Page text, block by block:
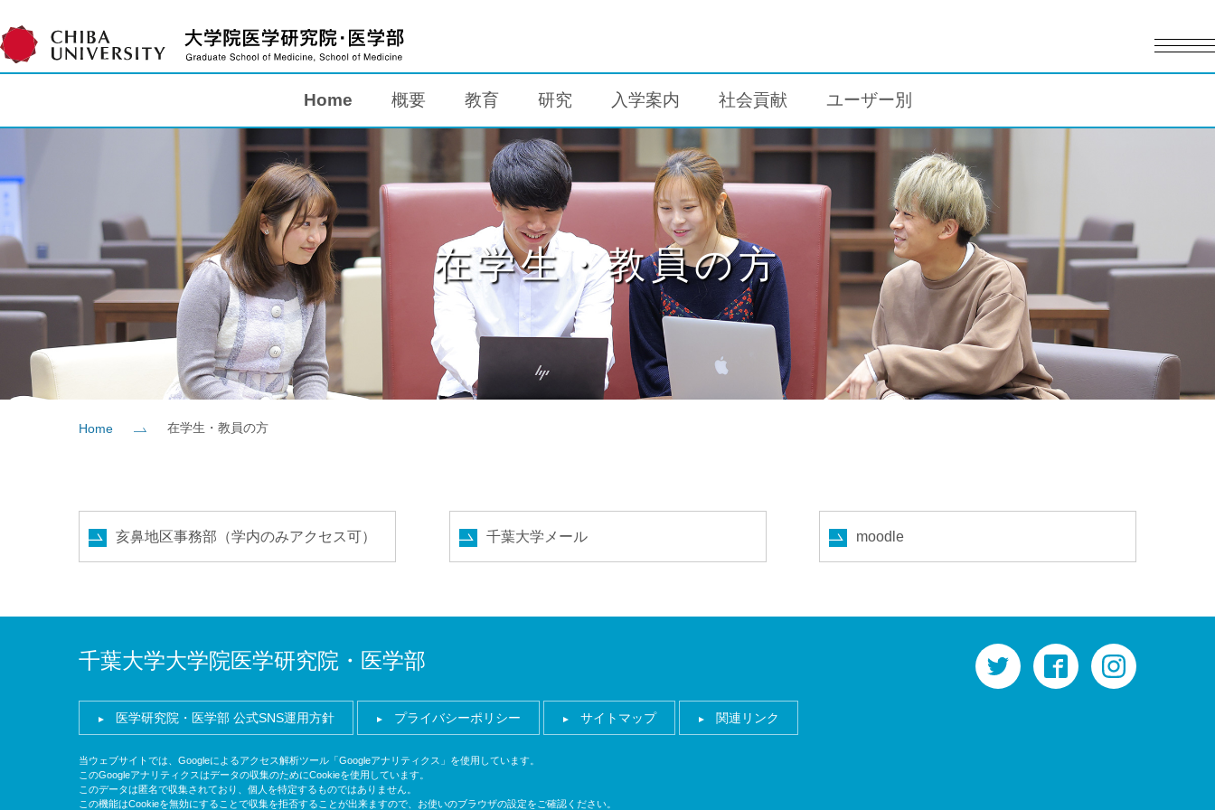
Home
概要
教育
研究
入学案内
Home 概要 教育 研究 入学案内 社会貢献 ユーザー別
在学生・教員の方
Home 在学生・教員の方
亥鼻地区事務部（学内のみアクセス可） 千葉大学メール moodle
千葉大学大学院医学研究院・医学部
医学研究院・医学部 公式SNS運用方針 プライバシーポリシー サイトマップ 関連リンク
twitter facebook
当ウェブサイトでは、Googleによるアクセス解析ツール「Googleアナリティクス」を使用しています。
このGoogleアナリティクスはデータの収集のためにCookieを使用しています。
このデータは匿名で収集されており、個人を特定するものではありません。
この機能はCookieを無効にすることで収集を拒否することが出来ますので、お使いのブラウザの設定をご確認ください。